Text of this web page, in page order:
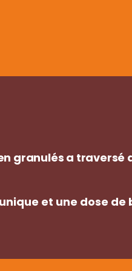
granulés a traversé
et une dose de